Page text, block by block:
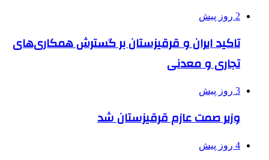
2 روز پیش
تاکید ایران و قرقیزستان بر گسترش همکاری‌های
تجاری و معدنی
3 روز پیش
وزیر صمت عازم قرقیزستان شد
4 روز پیش